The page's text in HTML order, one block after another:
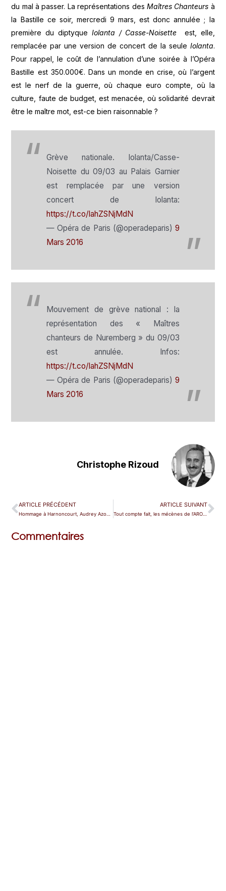
du mal à passer. La représentations des Maîtres Chanteurs à
la Bastille ce soir, mercredi 9 mars, est donc annulée ; la
première du diptyque Iolanta / Casse-Noisette est, elle,
remplacée par une version de concert de la seule Iolanta.
Pour rappel, le coût de l’annulation d’une soirée à l’Opéra
Bastille est 350.000€. Dans un monde en crise, où l’argent
est le nerf de la guerre, où chaque euro compte, où la
culture, faute de budget, est menacée, où solidarité devrait
être le maître mot, est-ce bien raisonnable ?
Grève nationale. Iolanta/Casse-
Noisette du 09/03 au Palais Garnier
est remplacée par une version
concert de Iolanta:
https://t.co/lahZSNjMdN
— Opéra de Paris (@operadeparis) 9
Mars 2016
Mouvement de grève national : la
représentation des « Maîtres
chanteurs de Nuremberg » du 09/03
est annulée. Infos:
https://t.co/lahZSNjMdN
— Opéra de Paris (@operadeparis) 9
Mars 2016
Christophe Rizoud
ARTICLE PRÉCÉDENT
Hommage à Harnoncourt, Audrey Azoulay s’emmêle les pinceaux
ARTICLE SUIVANT
Tout compte fait, les mécènes de l’AROP tiennent aux cloisons du Palais Garnier
Commentaires